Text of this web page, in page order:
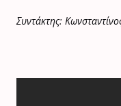
Συντάκτης: